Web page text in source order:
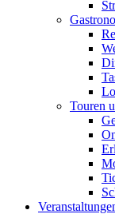
Touren